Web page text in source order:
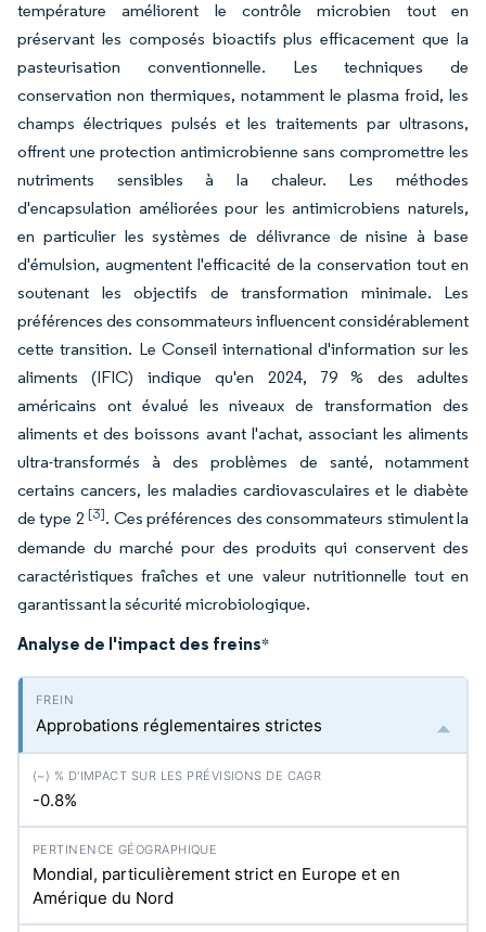
température améliorent le contrôle microbien tout en
préservant les composés bioactifs plus efficacement que la
pasteurisation conventionnelle. Les techniques de
conservation non thermiques, notamment le plasma froid, les
champs électriques pulsés et les traitements par ultrasons,
offrent une protection antimicrobienne sans compromettre les
nutriments sensibles à la chaleur. Les méthodes
d'encapsulation améliorées pour les antimicrobiens naturels,
en particulier les systèmes de délivrance de nisine à base
d'émulsion, augmentent l'efficacité de la conservation tout en
soutenant les objectifs de transformation minimale. Les
préférences des consommateurs influencent considérablement
cette transition. Le Conseil international d'information sur les
aliments (IFIC) indique qu'en 2024, 79 % des adultes
américains ont évalué les niveaux de transformation des
aliments et des boissons avant l'achat, associant les aliments
ultra-transformés à des problèmes de santé, notamment
certains cancers, les maladies cardiovasculaires et le diabète
de type 2[3]. Ces préférences des consommateurs stimulent la
demande du marché pour des produits qui conservent des
caractéristiques fraîches et une valeur nutritionnelle tout en
garantissant la sécurité microbiologique.
Analyse de l'impact des freins*
Approbations réglementaires strictes
-0.8%
Mondial, particulièrement strict en Europe et en
Amérique du Nord